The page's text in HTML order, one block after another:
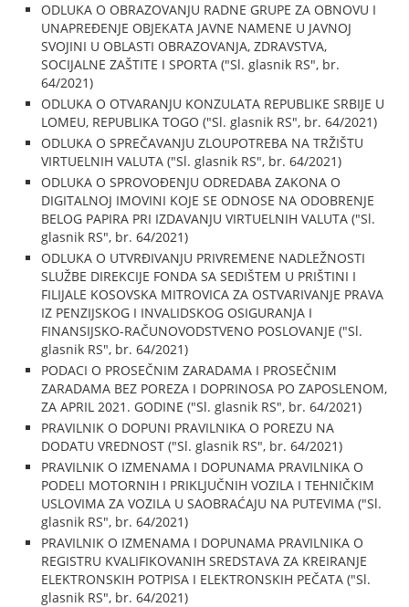
ODLUKA O OBRAZOVANJU RADNE GRUPE ZA OBNOVU I
UNAPREĐENJE OBJEKATA JAVNE NAMENE U JAVNOJ
SVOJINI U OBLASTI OBRAZOVANJA, ZDRAVSTVA,
SOCIJALNE ZAŠTITE I SPORTA ("Sl. glasnik RS", br.
64/2021)
ODLUKA O OTVARANJU KONZULATA REPUBLIKE SRBIJE U
LOMEU, REPUBLIKA TOGO ("Sl. glasnik RS", br. 64/2021)
ODLUKA O SPREČAVANJU ZLOUPOTREBA NA TRŽIŠTU
VIRTUELNIH VALUTA ("Sl. glasnik RS", br. 64/2021)
ODLUKA O SPROVOĐENJU ODREDABA ZAKONA O
DIGITALNOJ IMOVINI KOJE SE ODNOSE NA ODOBRENJE
BELOG PAPIRA PRI IZDAVANJU VIRTUELNIH VALUTA ("Sl.
glasnik RS", br. 64/2021)
ODLUKA O UTVRĐIVANJU PRIVREMENE NADLEŽNOSTI
SLUŽBE DIREKCIJE FONDA SA SEDIŠTEM U PRIŠTINI I
FILIJALE KOSOVSKA MITROVICA ZA OSTVARIVANJE PRAVA
IZ PENZIJSKOG I INVALIDSKOG OSIGURANJA I
FINANSIJSKO-RAČUNOVODSTVENO POSLOVANJE ("Sl.
glasnik RS", br. 64/2021)
PODACI O PROSEČNIM ZARADAMA I PROSEČNIM
ZARADAMA BEZ POREZA I DOPRINOSA PO ZAPOSLENOM,
ZA APRIL 2021. GODINE ("Sl. glasnik RS", br. 64/2021)
PRAVILNIK O DOPUNI PRAVILNIKA O POREZU NA
DODATU VREDNOST ("Sl. glasnik RS", br. 64/2021)
PRAVILNIK O IZMENAMA I DOPUNAMA PRAVILNIKA O
PODELI MOTORNIH I PRIKLJUČNIH VOZILA I TEHNIČKIM
USLOVIMA ZA VOZILA U SAOBRAĆAJU NA PUTEVIMA ("Sl.
glasnik RS", br. 64/2021)
PRAVILNIK O IZMENAMA I DOPUNAMA PRAVILNIKA O
REGISTRU KVALIFIKOVANIH SREDSTAVA ZA KREIRANJE
ELEKTRONSKIH POTPISA I ELEKTRONSKIH PEČATA ("Sl.
glasnik RS", br. 64/2021)